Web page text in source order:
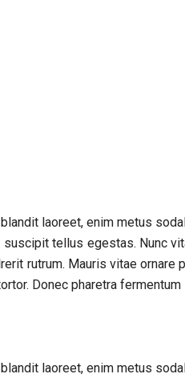
laoreet, enim metus
tellus egestas. Nunc
rutrum. Mauris vitae ornare
Donec pharetra
laoreet, enim metus